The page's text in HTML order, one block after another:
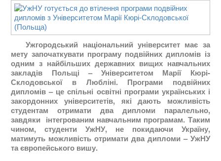
Ужгородський національний університет має за
мету започаткувати програму подвійних дипломів із
одним з найбільших державних вищих навчальних
закладів Польщі – Університетом Марії Кюрі-
Склодовської в Любліні. Програми подвійних
дипломів – це спільні освітні програми українських і
закордонних університетів, які дають можливість
студентам отримати два дипломи паралельно,
завдяки інтегрованим навчальним програмам. Таким
чином, студенти УжНУ, не покидаючи Україну,
матимуть можливість отримати два дипломи – УжНУ
та європейського вишу.